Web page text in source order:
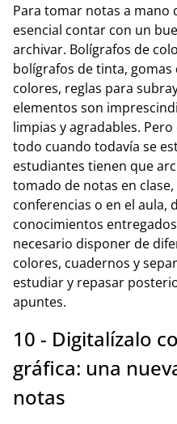
Para tomar notas a mano
esencial contar con un
archivar. Bolígrafos de
bolígrafos de tinta,
colores, reglas para
elementos son
limpias y agradables.
todo cuando todavía se
estudiantes tienen que
tomado de notas en
conferencias o en el aula,
conocimientos
necesario disponer de
colores, cuadernos y
estudiar y repasar
apuntes.
10 - Digitalízalo
gráfica: una
notas